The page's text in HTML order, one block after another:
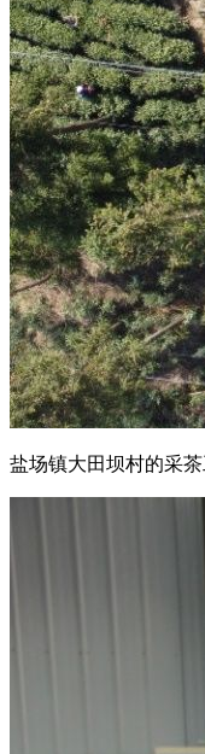
盐场镇大田坝村的采